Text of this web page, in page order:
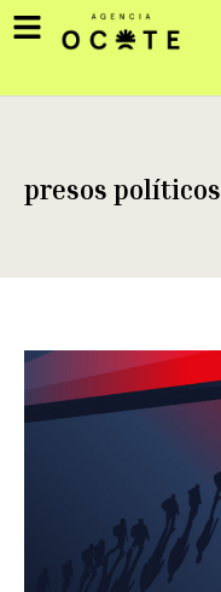
presos políticos